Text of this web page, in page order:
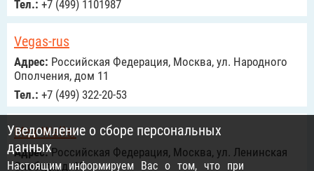
Тел.: +7 (499) 1101987
Vegas-rus
Адрес: Российcкая Федерация, Москва, ул. Народного
Ополчения, дом 11
Тел.: +7 (499) 322-20-53
Max Waller
Адрес:Российcкая Федерация, Москва, ул. Ленинская
Слобода, д. 19
Уведомление о сборе персональных
данных
Настоящим информируем Вас о том, что при